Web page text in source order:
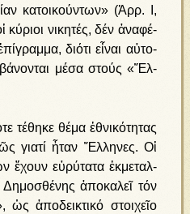
κα­τοι­κούν­των» (Ἀρρ. Ι,
νι­κη­τές, δέν ἀ­να­φέ­
δι­ό­τι εἶ­ναι αὐ­το­
μέ­σα στούς «Ἕλ­
τέ­θη­κε θέ­μα ἐ­θνι­κό­τη­τας
για­τί ἦ­ταν Ἕλ­λη­νες. Οἱ
ἔ­χουν εὐ­ρύ­τα­τα ἐκ­με­ταλ­
Δη­μο­σθέ­νης ἀ­πο­κα­λεῖ τόν
ἀ­πο­δει­κτι­κό στοι­χεῖ­ο